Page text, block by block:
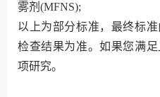
雾剂(MFNS);
以上为部分标准，最终标
检查结果为准。如果您满
项研究。